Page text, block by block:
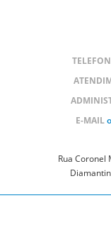
E-MAIL
Rua Coronel